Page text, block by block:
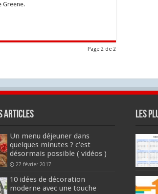
Greene.
Page 2 de 2
articles
Un menu déjeuner dans
quelques minutes ? c’est
désormais possible ( vidéos )
27 février 2017
10 idées de décoration
moderne avec une touche
Les